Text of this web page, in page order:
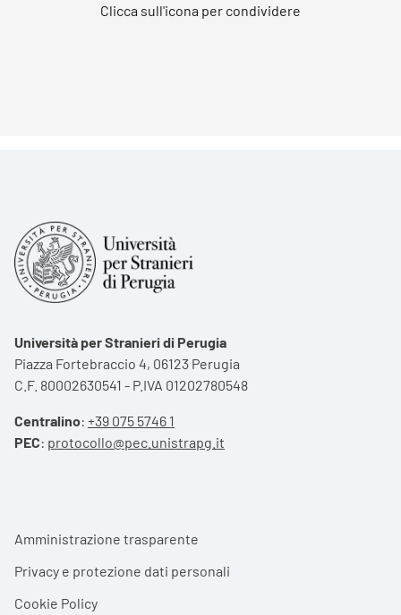
Clicca sull'icona per condividere
Università per Stranieri di Perugia
Piazza Fortebraccio 4, 06123 Perugia
C.F. 80002630541 - P.IVA 01202780548
Centralino: +39 075 5746 1
PEC: protocollo@pec.unistrapg.it
Footer menu
Amministrazione trasparente
Privacy e protezione dati personali
Cookie Policy